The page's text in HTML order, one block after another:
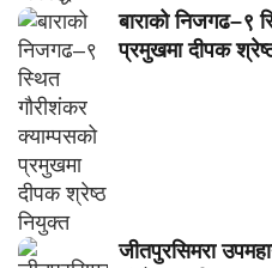
बाराको निजगढ–९
प्रमुखमा दीपक
जीतपुरसिमरा